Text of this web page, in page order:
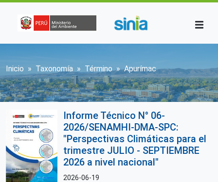
Sobrescribir enlaces de ayuda a la
Inicio Taxonomía Término Apurímac
Informe Técnico N° 06-
2026/SENAMHI-DMA-SPC:
"Perspectivas Climáticas para el
trimestre JULIO - SEPTIEMBRE
2026 a nivel nacional"
2026-06-19